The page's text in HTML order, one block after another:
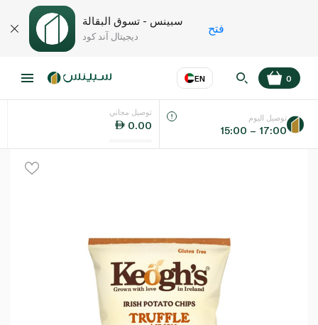
سبينس - تسوق البقالة
ديجيتال آند كود
فتح
EN
اللغة عر
0
توصيل مجاني
0.00
توصيل اليوم
15:00 – 17:00